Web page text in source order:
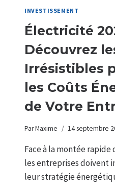
SALARIÉS
INVESTISSEMENT
Électricité
Découvrez
Irrésistibles
les Coûts
de Votre
ParMaxime 14 septembre
Face à la montée
les entreprises doivent
leur stratégie